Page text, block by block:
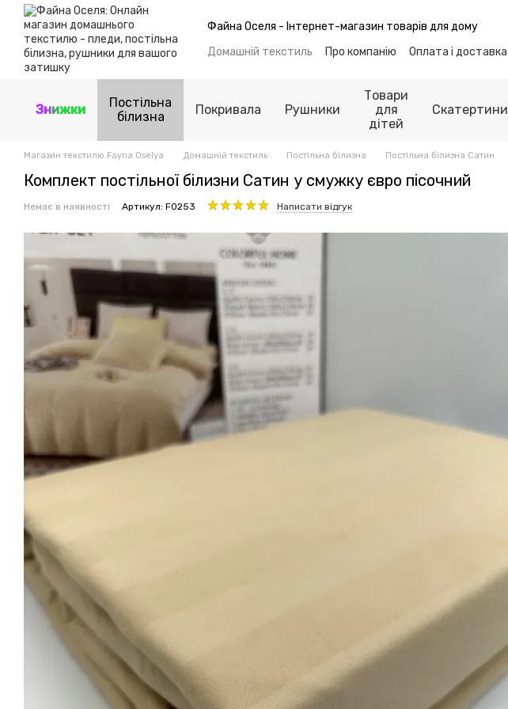
Перейти до основного контенту
Файна Оселя - Інтернет-магазин товарів для дому
Домашній текстиль
Про компанію Оплата і доставка
Знижки
Постільна
білизна
Покривала Рушники
Товари
для
дітей
Скатертини
Магазин текстилю Fayna Oselya Домашній текстиль Постільна білизна Постільна білизна Сатин
Комплект постільної білизни Сатин у смужку євро пісочний
Немає в наявності Артикул: F0253 Написати відгук